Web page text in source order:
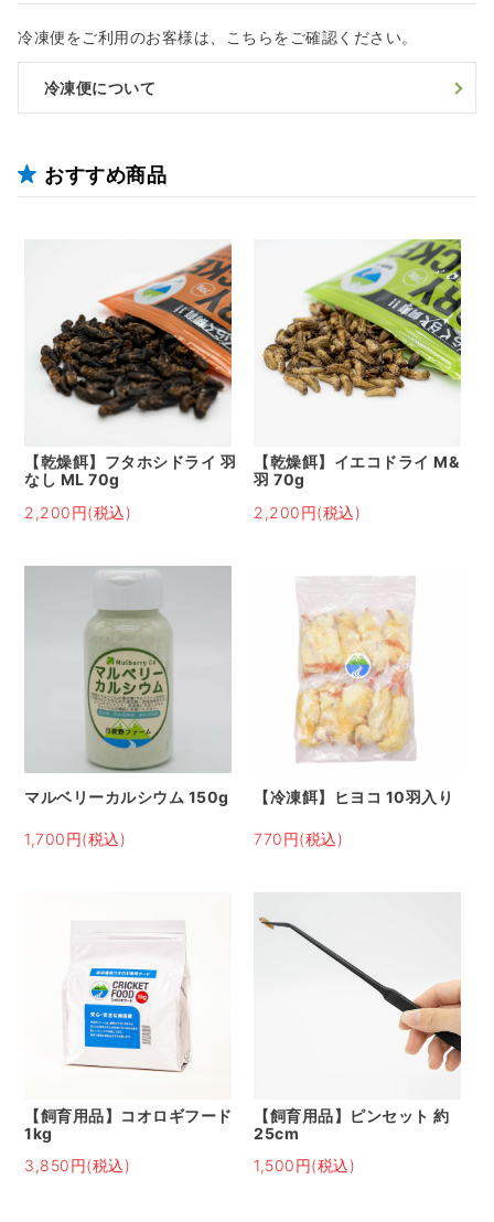
冷凍便をご利用のお客様は、こちらをご確認ください。
冷凍便について
おすすめ商品
【乾燥餌】フタホシドライ 羽
なし ML 70g
2,200円(税込)
【乾燥餌】イエコドライ M&
羽 70g
2,200円(税込)
マルベリーカルシウム 150g
1,700円(税込)
【冷凍餌】ヒヨコ 10羽入り
770円(税込)
【飼育用品】コオロギフード
1kg
3,850円(税込)
【飼育用品】ピンセット 約
25cm
1,500円(税込)